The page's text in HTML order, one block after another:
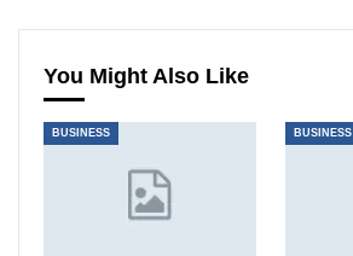
You Might Also Like
BUSINESS BUSINESS